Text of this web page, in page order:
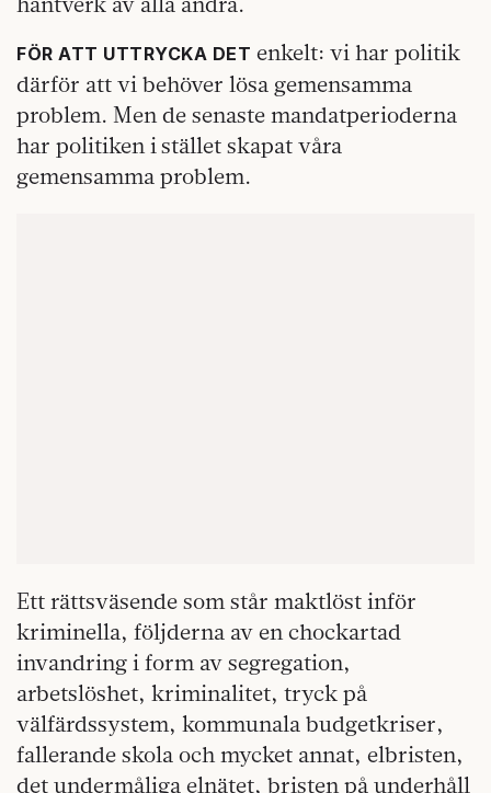
FÖR ATT UTTRYCKA DET enkelt: vi har politik
därför att vi behöver lösa gemensamma
problem. Men de senaste mandatperioderna
har politiken i stället skapat våra
gemensamma problem.
Ett rättsväsende som står maktlöst inför
kriminella, följderna av en chockartad
invandring i form av segregation,
arbetslöshet, kriminalitet, tryck på
välfärdssystem, kommunala budgetkriser,
fallerande skola och mycket annat, elbristen,
det under­måliga elnätet, bristen på underhåll